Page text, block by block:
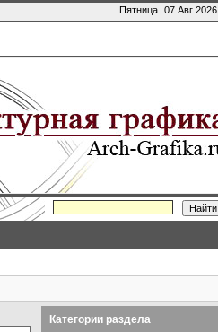
Пятница | 07 Авг 2026
Категории раздела